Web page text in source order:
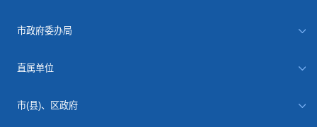
市政府委办局
直属单位
市(县)、区政府